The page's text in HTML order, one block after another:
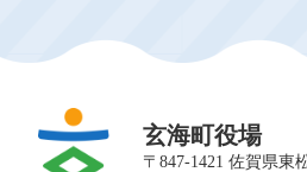
玄海町役場
〒847-1421 佐賀県東